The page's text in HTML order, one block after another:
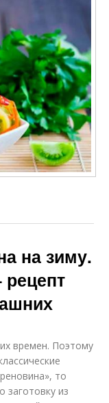
на зиму.
времен. Поэтому
то
заготовку из